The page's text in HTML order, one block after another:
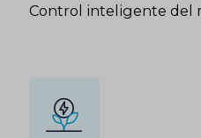
Control inteligente del